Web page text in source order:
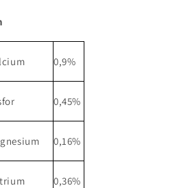
0,9%
0,45%
0,16%
0,36%